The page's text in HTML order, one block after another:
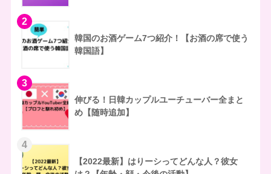
2
韓国のお酒ゲーム7つ紹介！【お酒の席で使う
韓国語】
3
伸びる！日韓カップルユーチューバー全まと
め【随時追加】
4
【2022最新】はりーシってどんな人？彼女